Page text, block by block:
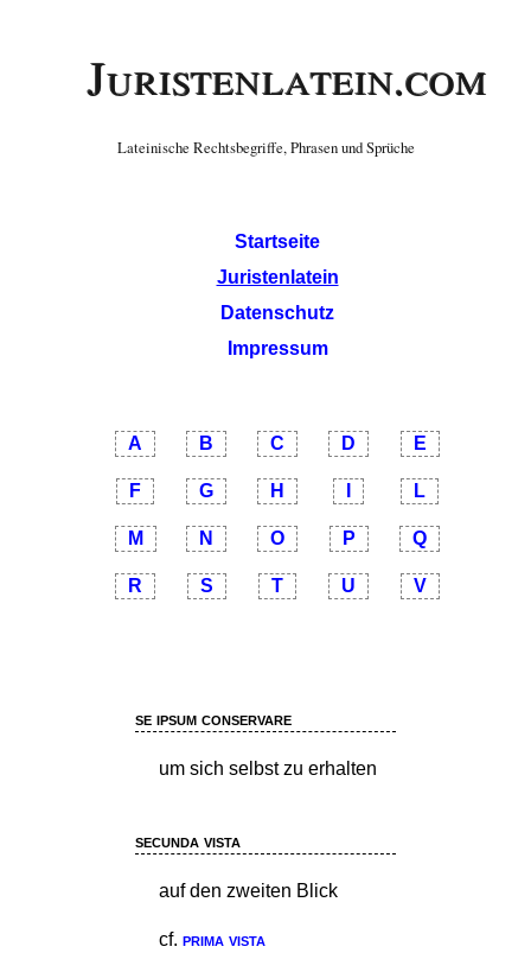
Juristenlatein.com
Lateinische Rechtsbegriffe, Phrasen und Sprüche
Startseite
Juristenlatein
Datenschutz
Impressum
A B C D E
F G H L
M N O P Q
R S T U V
se ipsum conservare
um sich selbst zu erhalten
secunda vista
auf den zweiten Blick
cf. prima vista